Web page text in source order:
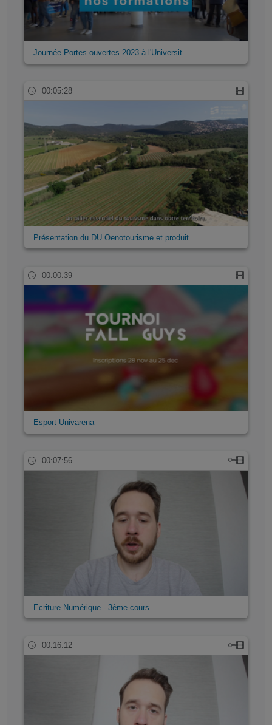
Journée Portes ouvertes 2023 à l'Universit…
00:05:28
Présentation du DU Oenotourisme et produit…
00:00:39
Esport Univarena
00:07:56
Ecriture Numérique - 3ème cours
00:16:12